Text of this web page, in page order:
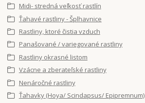
Midi- stredná veľkosť rastlín
Ťahavé rastliny - Šplhavnice
Rastliny, ktoré čistia vzduch
Panašované / variegované rastliny
Rastliny okrasné listom
Vzácne a zberateľské rastliny
Nenáročné rastliny
Ťahavky (Hoya/ Scindapsus/ Epipremnum)